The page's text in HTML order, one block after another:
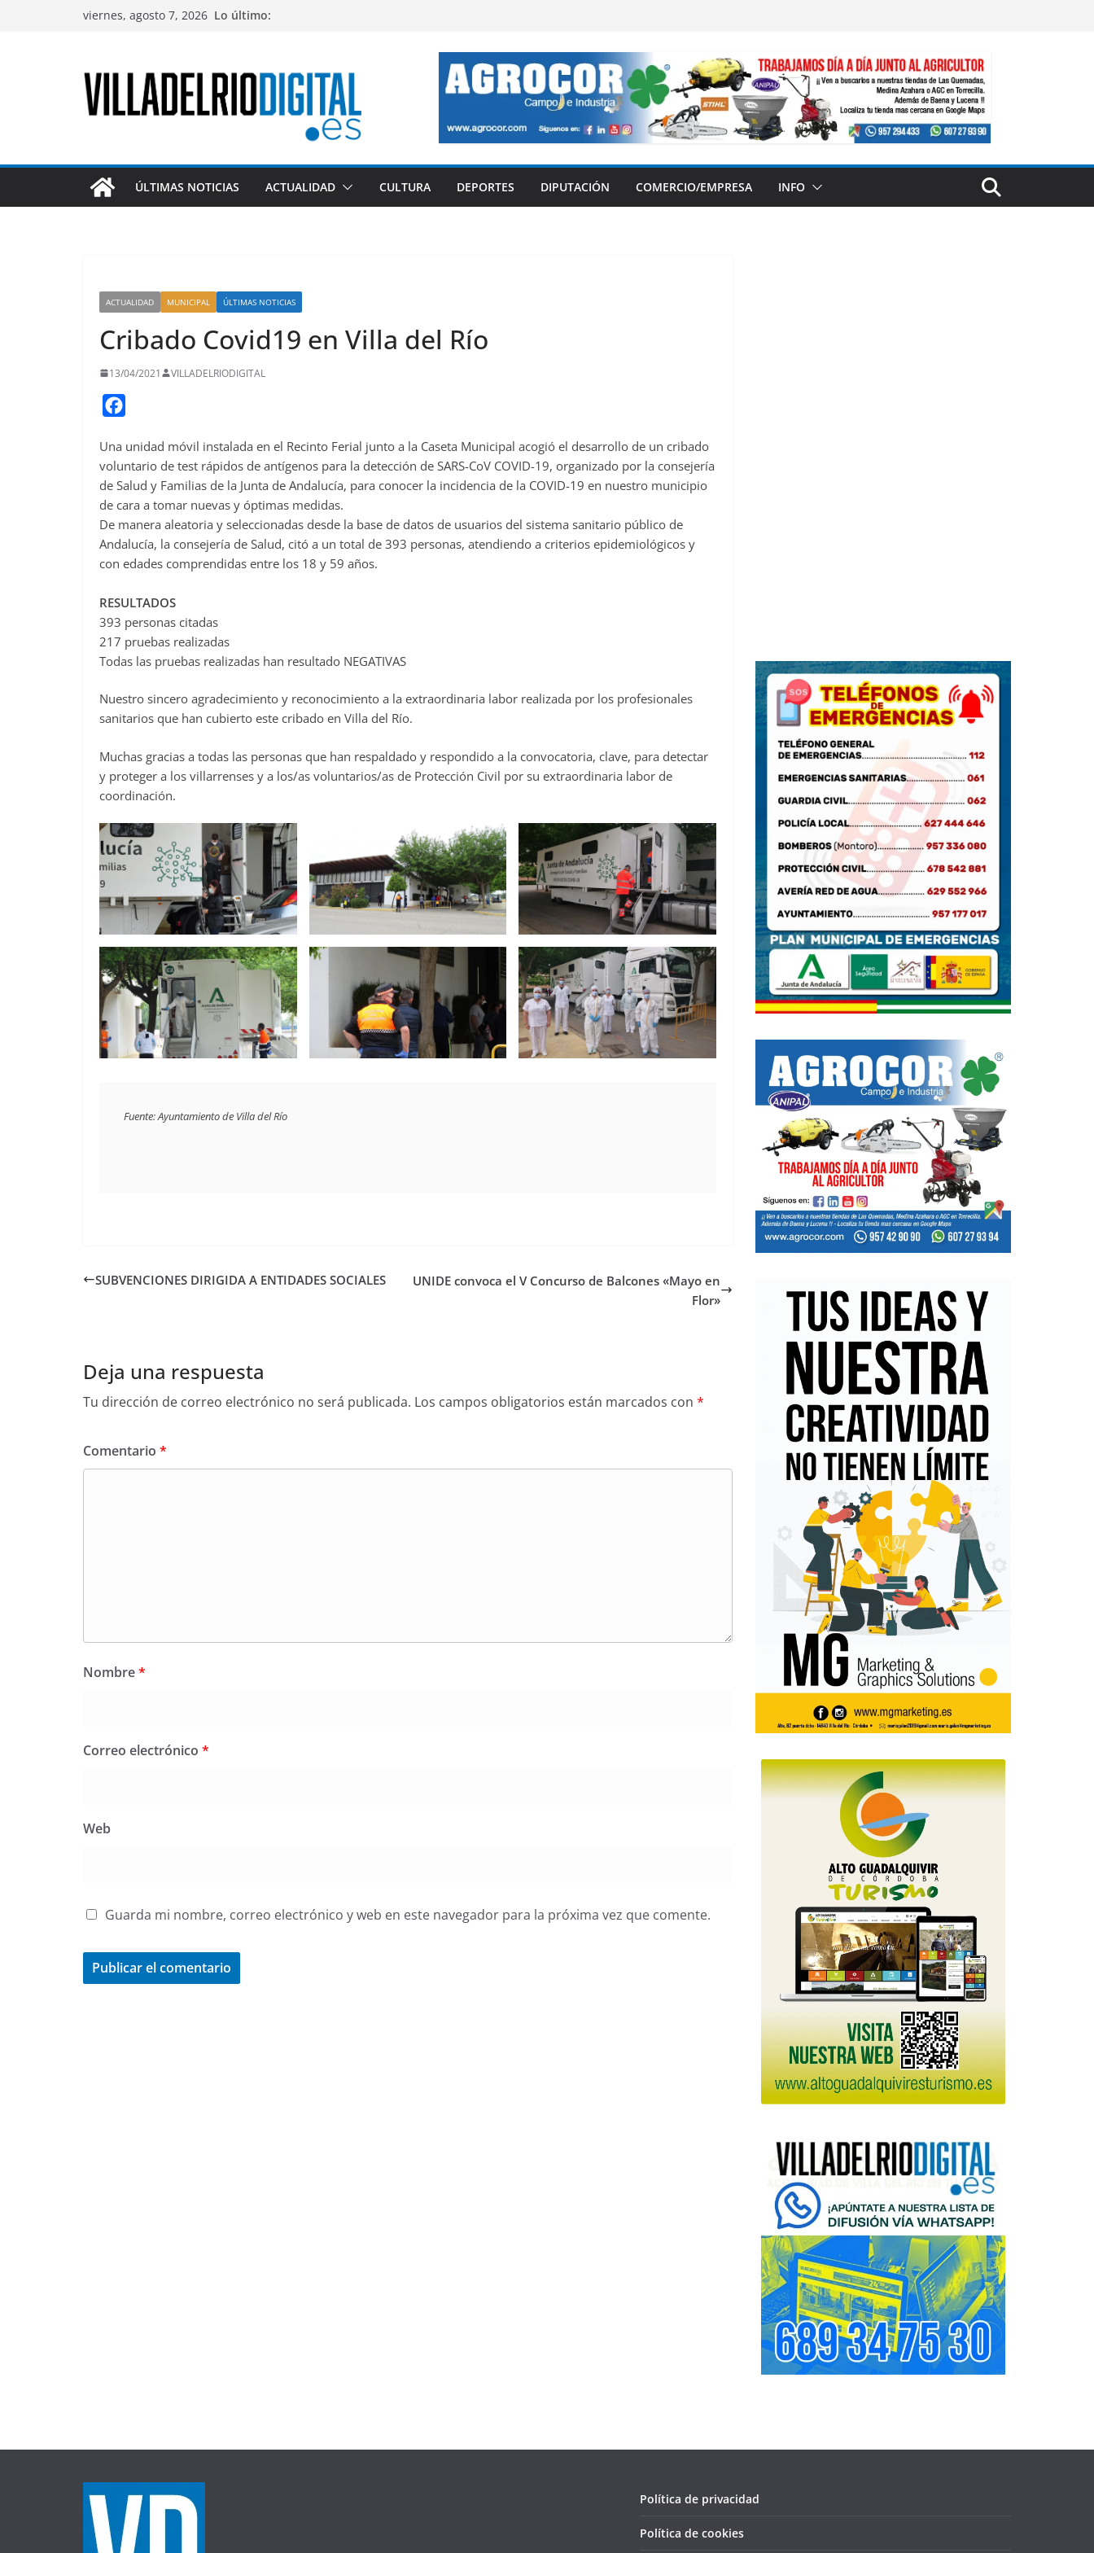
viernes, agosto 7, 2026 Lo último:
ÚLTIMAS NOTICIAS ACTUALIDAD CULTURA DEPORTES DIPUTACIÓN COMERCIO/EMPRESA INFO
ACTUALIDAD MUNICIPAL ÚLTIMAS NOTICIAS
Cribado Covid19 en Villa del Río
13/04/2021 VILLADELRIODIGITAL
c
e
o
o
k
Una unidad móvil instalada en el Recinto Ferial junto a la Caseta Municipal acogió el desarrollo de un cribado
voluntario de test rápidos de antígenos para la detección de SARS-CoV COVID-19, organizado por la consejería
de Salud y Familias de la Junta de Andalucía, para conocer la incidencia de la COVID-19 en nuestro municipio
de cara a tomar nuevas y óptimas medidas.
De manera aleatoria y seleccionadas desde la base de datos de usuarios del sistema sanitario público de
Andalucía, la consejería de Salud, citó a un total de 393 personas, atendiendo a criterios epidemiológicos y
con edades comprendidas entre los 18 y 59 años.
RESULTADOS
393 personas citadas
217 pruebas realizadas
Todas las pruebas realizadas han resultado NEGATIVAS
Nuestro sincero agradecimiento y reconocimiento a la extraordinaria labor realizada por los profesionales
sanitarios que han cubierto este cribado en Villa del Río.
Muchas‌ ‌gracias‌ ‌a‌ ‌todas‌ ‌las‌ ‌personas‌ ‌que‌ ‌han‌ ‌respaldado‌ ‌y‌ ‌respondido‌ ‌a‌ ‌la‌ convocatoria,‌ ‌clave,‌ ‌para‌ ‌detectar‌
‌y‌ ‌proteger‌ ‌a‌ ‌los‌ ‌villarrenses‌ ‌y‌ ‌a‌ ‌los/as‌ ‌voluntarios/as‌ ‌de‌ ‌Protección‌ ‌Civil‌ ‌por‌ ‌su‌ ‌extraordinaria‌ ‌labor‌ ‌de‌
‌coordinación.‌
Fuente: Ayuntamiento de Villa del Río
SUBVENCIONES DIRIGIDA A ENTIDADES SOCIALES
UNIDE convoca el V Concurso de Balcones «Mayo en
Flor»
Deja una respuesta
Tu dirección de correo electrónico no será publicada. Los campos obligatorios están marcados con *
Comentario *
Nombre*
Correo electrónico *
Web
Guarda mi nombre, correo electrónico y web en este navegador para la próxima vez que comente.
Política de privacidad
Política de cookies